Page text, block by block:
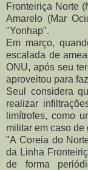
Fronteiriça Norte
Amarelo (Mar
"Yonhap".
Em março,
escalada de
ONU, após seu
aproveitou para
Seul considera
realizar
limítrofes, como
militar em caso de
"A Coreia do
da Linha
de forma